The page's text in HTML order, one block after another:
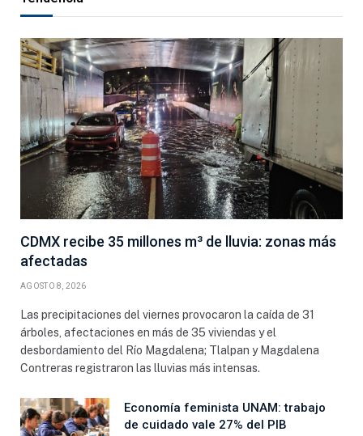
CDMX recibe 35 millones m³ de lluvia: zonas más
afectadas
AGOSTO 8, 2026
Las precipitaciones del viernes provocaron la caída de 31
árboles, afectaciones en más de 35 viviendas y el
desbordamiento del Río Magdalena; Tlalpan y Magdalena
Contreras registraron las lluvias más intensas.
Economía feminista UNAM: trabajo
de cuidado vale 27% del PIB